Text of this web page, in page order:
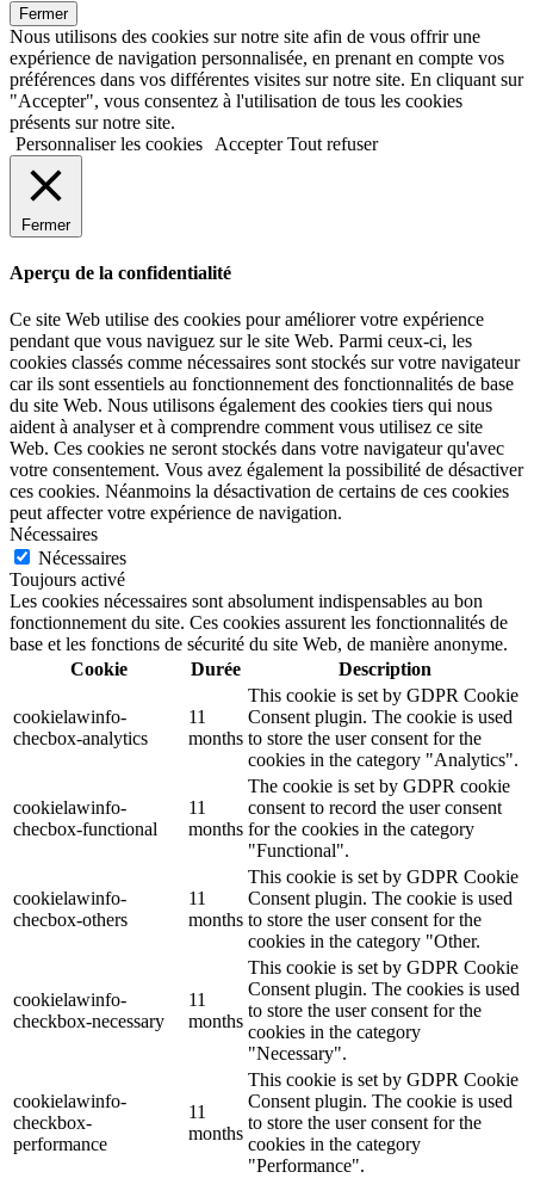
Fermer
Nous utilisons des cookies sur notre site afin de vous offrir une
expérience de navigation personnalisée, en prenant en compte vos
préférences dans vos différentes visites sur notre site. En cliquant sur
"Accepter", vous consentez à l'utilisation de tous les cookies
présents sur notre site.
Personnaliser les cookies
Accepter Tout refuser
Fermer
Aperçu de la confidentialité
Ce site Web utilise des cookies pour améliorer votre expérience
pendant que vous naviguez sur le site Web. Parmi ceux-ci, les
cookies classés comme nécessaires sont stockés sur votre navigateur
car ils sont essentiels au fonctionnement des fonctionnalités de base
du site Web. Nous utilisons également des cookies tiers qui nous
aident à analyser et à comprendre comment vous utilisez ce site
Web. Ces cookies ne seront stockés dans votre navigateur qu'avec
votre consentement. Vous avez également la possibilité de désactiver
ces cookies. Néanmoins la désactivation de certains de ces cookies
peut affecter votre expérience de navigation.
Nécessaires
Nécessaires
Toujours activé
Les cookies nécessaires sont absolument indispensables au bon
fonctionnement du site. Ces cookies assurent les fonctionnalités de
base et les fonctions de sécurité du site Web, de manière anonyme.
Cookie
Durée Description
cookielawinfo-
checbox-analytics
11
months
This cookie is set by GDPR Cookie
Consent plugin. The cookie is used
to store the user consent for the
cookies in the category "Analytics".
cookielawinfo-
checbox-functional
11
months
The cookie is set by GDPR cookie
consent to record the user consent
for the cookies in the category
"Functional".
cookielawinfo-
checbox-others
11
months
This cookie is set by GDPR Cookie
Consent plugin. The cookie is used
to store the user consent for the
cookies in the category "Other.
cookielawinfo-
checkbox-necessary
11
months
This cookie is set by GDPR Cookie
Consent plugin. The cookies is used
to store the user consent for the
cookies in the category
"Necessary".
cookielawinfo-
checkbox-
performance
11
months
This cookie is set by GDPR Cookie
Consent plugin. The cookie is used
to store the user consent for the
cookies in the category
"Performance".